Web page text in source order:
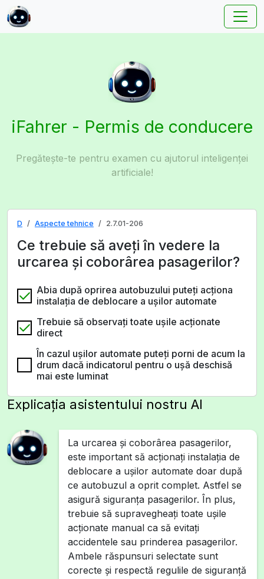
iFahrer - Permis de conducere
Pregătește-te pentru examen cu ajutorul inteligenței
artificiale!
D Aspecte tehnice 2.7.01-206
Ce trebuie să aveţi în vedere la
urcarea şi coborârea pasagerilor?
Abia după oprirea autobuzului puteţi acţiona
instalaţia de deblocare a uşilor automate
Trebuie să observaţi toate uşile acţionate
direct
În cazul uşilor automate puteţi porni de acum la
drum dacă indicatorul pentru o uşă deschisă
mai este luminat
Explicația asistentului nostru AI
La urcarea şi coborârea pasagerilor,
este important să acționați instalația de
deblocare a ușilor automate doar după
ce autobuzul a oprit complet. Astfel se
asigură siguranța pasagerilor. În plus,
trebuie să supravegheați toate ușile
acționate manual ca să evitați
accidentele sau prinderea pasagerilor.
Ambele răspunsuri selectate sunt
corecte și respectă regulile de siguranță